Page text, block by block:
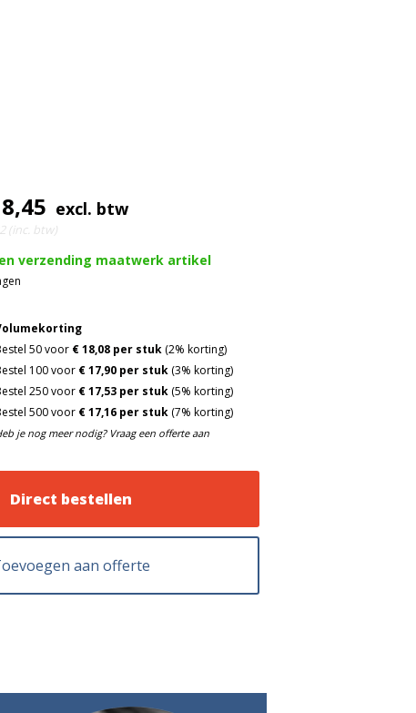
excl. btw
(inc. btw)
verzending maatwerk artikel
50 voor € 18,08 per stuk (2% korting)
100 voor € 17,90 per stuk (3% korting)
250 voor € 17,53 per stuk (5% korting)
500 voor € 17,16 per stuk (7% korting)
je nog meer nodig? Vraag een offerte aan
Direct bestellen
aan offerte